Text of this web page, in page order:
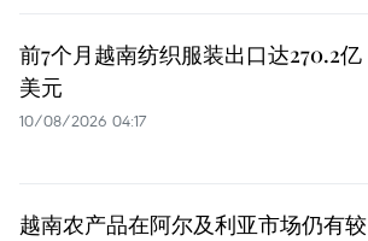
前7个月越南纺织服装出口达270.2亿
美元
10/08/2026 04:17
越南农产品在阿尔及利亚市场仍有较